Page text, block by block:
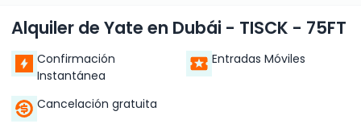
Alquiler de Yate en Dubái - TISCK - 75FT
Confirmación
Instantánea
Entradas Móviles
Cancelación gratuita